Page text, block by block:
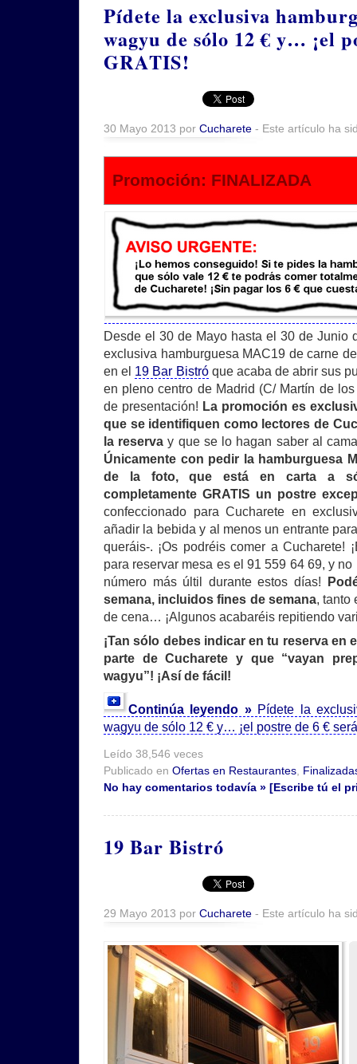
Pídete la exclusiva
wagyu de sólo 12 € y… ¡el
GRATIS!
30 Mayo 2013 por Cucharete - Este artículo ha
Promoción: FINALIZADA
Desde el 30 de Mayo hasta el 30 de Junio
exclusiva hamburguesa MAC19 de carne
en el 19 Bar Bistróque acaba de abrir sus
en pleno centro de Madrid (C/ Martín de
de presentación! La promoción es
que se identifiquen como lectores de
la reserva y que se lo hagan saber al
Únicamente con pedir la hamburguesa
de la foto, que está en carta a
completamente GRATIS un postre
confeccionado para Cucharete en
añadir la bebida y al menos un entrante
queráis-. ¡Os podréis comer a Cucharete!
para reservar mesa es el 91 559 64 69, y
número más últil durante estos días!
semana, incluidos fines de semana, tanto
de cena… ¡Algunos acabaréis repitiendo
¡Tan sólo debes indicar en tu reserva en
parte de Cucharete y que “vayan
wagyu”! ¡Así de fácil!
Continúa leyendo » Pídete la
wagyu de sólo 12 € y… ¡el postre de 6 €
Leído 38,546 veces
Publicado en Ofertas en Restaurantes
No hay comentarios todavía » [Escribe tú el
19 Bar Bistró
29 Mayo 2013 por Cucharete - Este artículo ha